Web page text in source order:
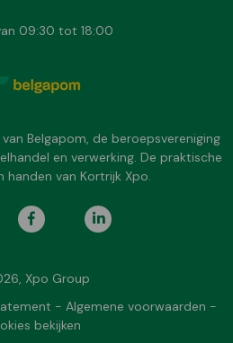
09:30 tot 18:00
Belgapom, de beroepsvereniging
en verwerking. De praktische
handen van Kortrijk Xpo.
Xpo Group
- Algemene voorwaarden -
bekijken